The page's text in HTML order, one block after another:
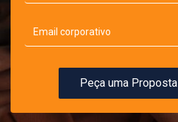
Peça uma Proposta